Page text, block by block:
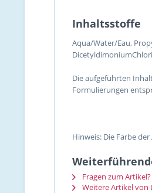
Inhaltsstoffe
Aqua/Water/Eau,
Die aufgeführten
Formulierungen
Hinweis: Die Farbe
Fragen zum Artikel?
Weitere Artikel von